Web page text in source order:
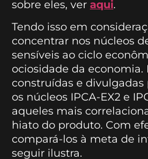
sobre eles, ver aqui.
Tendo isso em
concentrar nos núcleos
sensíveis ao ciclo
ociosidade da economia.
construídas e divulgadas
os núcleos IPCA-EX2 e
aqueles mais
hiato do produto. Com
compará-los à meta de
seguir ilustra.